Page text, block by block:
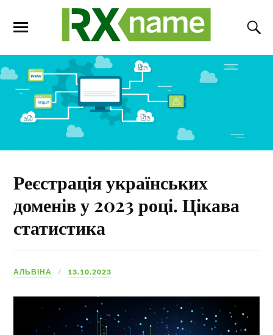
Реєстрація українських
доменів у 2023 році. Цікава
статистика
АЛЬВІНА 13.10.2023